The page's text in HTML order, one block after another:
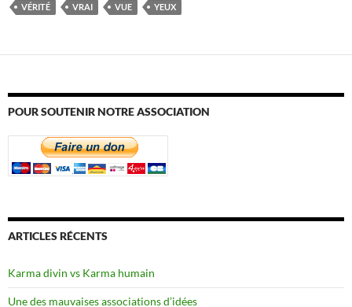
VÉRITÉ
VRAI VUE YEUX
POUR SOUTENIR NOTRE ASSOCIATION
ARTICLES RÉCENTS
Karma divin vs Karma humain
Une des mauvaises associations d’idées